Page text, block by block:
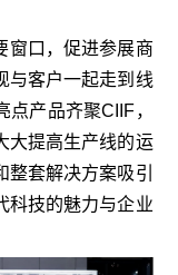
窗口，促进参展商
与客户一起走到线
点产品齐聚CIIF，
大提高生产线的运
套解决方案吸引
科技的魅力与企业